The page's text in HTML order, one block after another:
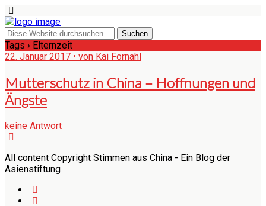
Tags › Elternzeit
22. Januar 2017 • von Kai Fornahl
Mutterschutz in China – Hoffnungen und
Ängste
keine Antwort
All content Copyright Stimmen aus China - Ein Blog der
Asienstiftung